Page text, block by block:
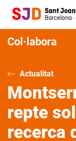
contingut
Col·labora
Actualitat
repte
recerca